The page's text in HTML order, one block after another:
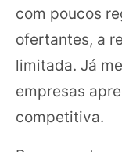
com poucos
ofertantes, a
limitada. Já
empresas
competitiva.